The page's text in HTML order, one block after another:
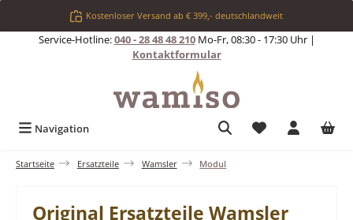
Zum Hauptinhalt springenKostenloser Versand ab € 399,- deutschlandweit
Service-Hotline:040 - 28 48 48 210Mo-Fr, 08:30 - 17:30 Uhr |
Kontaktformular
Navigation Du hast 0
Startseite Ersatzteile Wamsler Modul
Original Ersatzteile Wamsler